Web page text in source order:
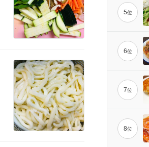
5位
6位
7位
8位